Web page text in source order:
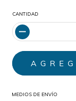
CANTIDAD
MEDIOS DE ENVÍO